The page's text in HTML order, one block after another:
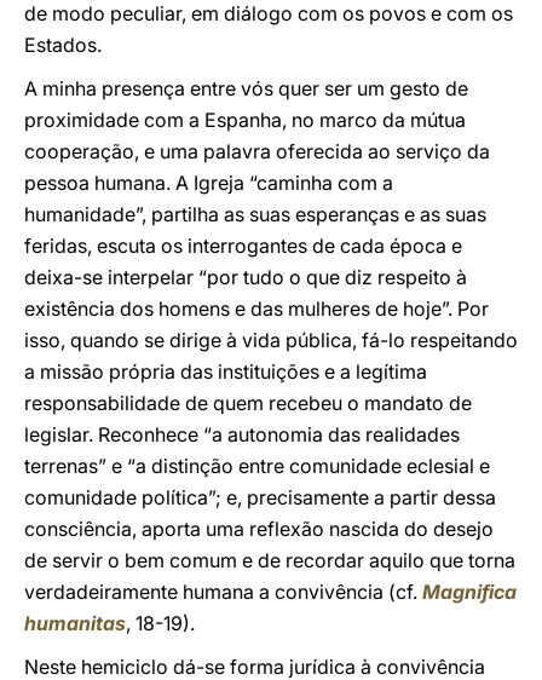
de modo peculiar, em diálogo com os povos e com os
Estados.
A minha presença entre vós quer ser um gesto de
proximidade com a Espanha, no marco da mútua
cooperação, e uma palavra oferecida ao serviço da
pessoa humana. A Igreja “caminha com a
humanidade”, partilha as suas esperanças e as suas
feridas, escuta os interrogantes de cada época e
deixa-se interpelar “por tudo o que diz respeito à
existência dos homens e das mulheres de hoje”. Por
isso, quando se dirige à vida pública, fá-lo respeitando
a missão própria das instituições e a legítima
responsabilidade de quem recebeu o mandato de
legislar. Reconhece “a autonomia das realidades
terrenas” e “a distinção entre comunidade eclesial e
comunidade política”; e, precisamente a partir dessa
consciência, aporta uma reflexão nascida do desejo
de servir o bem comum e de recordar aquilo que torna
verdadeiramente humana a convivência (cf. Magnifica
humanitas, 18-19).
Neste hemiciclo dá-se forma jurídica à convivência